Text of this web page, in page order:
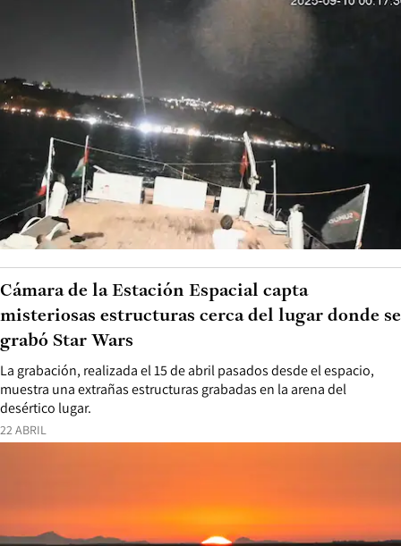
22 ABRIL
La grabación, realizada el 15 de abril pasados desde el espacio,
muestra una extrañas estructuras grabadas en la arena del
desértico lugar.
Cámara de la Estación Espacial capta
misteriosas estructuras cerca del lugar donde se
grabó Star Wars